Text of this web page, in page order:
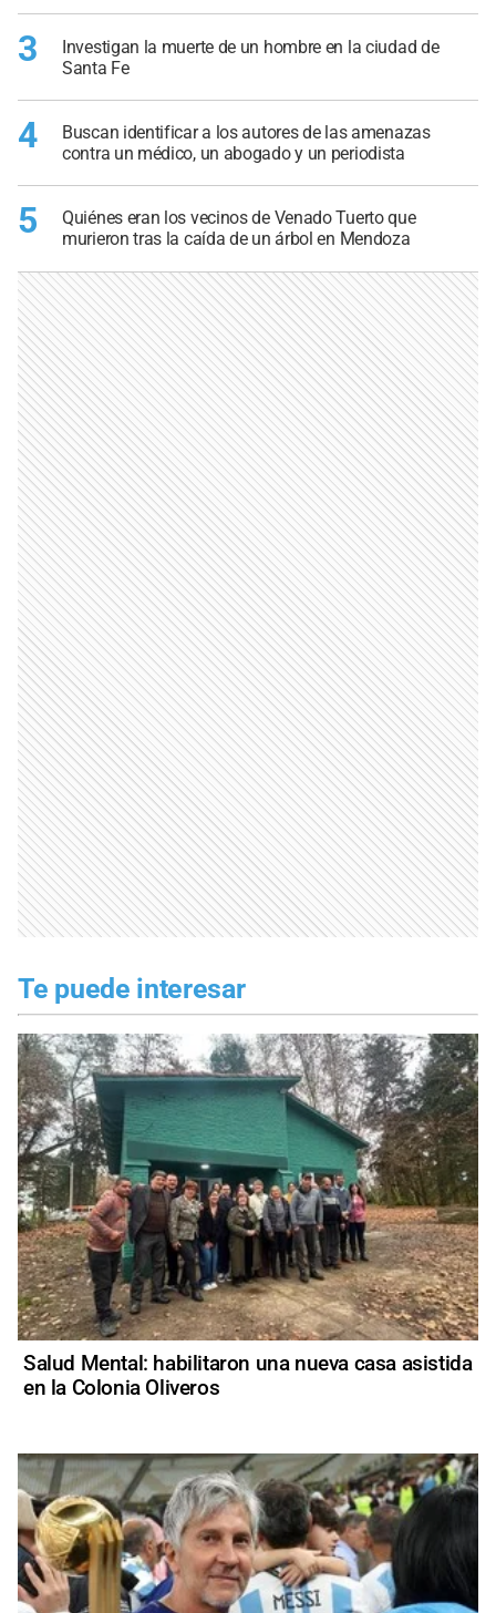
3
Investigan la muerte de un hombre en la ciudad de
Santa Fe
4
Buscan identificar a los autores de las amenazas
contra un médico, un abogado y un periodista
5
Quiénes eran los vecinos de Venado Tuerto que
murieron tras la caída de un árbol en Mendoza
Te puede interesar
Salud Mental: habilitaron una nueva casa asistida
en la Colonia Oliveros